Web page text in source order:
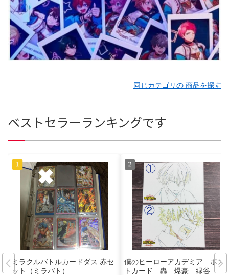
同じカテゴリの 商品を探す
ベストセラーランキングです
ミラクルバトルカードダス 赤セ
ット（ミラバト）
僕のヒーローアカデミア ポス
トカード 轟 爆豪 緑谷